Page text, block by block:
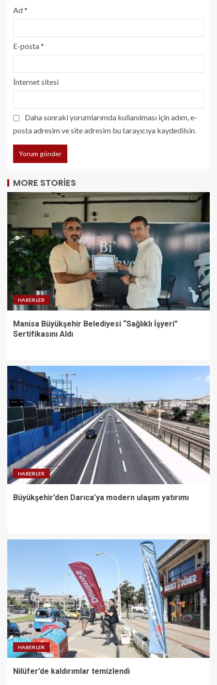
Ad*
E-posta*
İnternet sitesi
Daha sonraki yorumlarımda kullanılması için adım, e-
posta adresim ve site adresim bu tarayıcıya kaydedilsin.
MORE STORIES
HABERLER
Manisa Büyükşehir Belediyesi “Sağlıklı İşyeri”
Sertifikasını Aldı
HABERLER
Büyükşehir’den Darıca’ya modern ulaşım yatırımı
HABERLER
Nilüfer’de kaldırımlar temizlendi